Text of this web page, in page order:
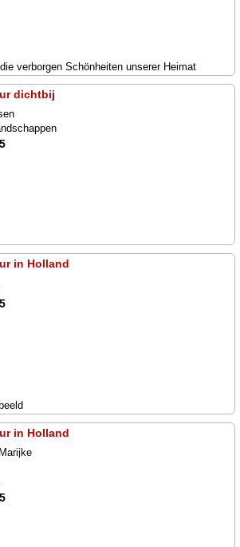
verborgen Schönheiten unserer Heimat
dichtbij
in Holland
in Holland